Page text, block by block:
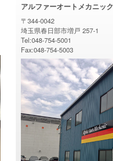
アルファーオートメカニック
〒344-0042
埼玉県春日部市増戸 257-1
Tel:048-754-5001
Fax:048-754-5003